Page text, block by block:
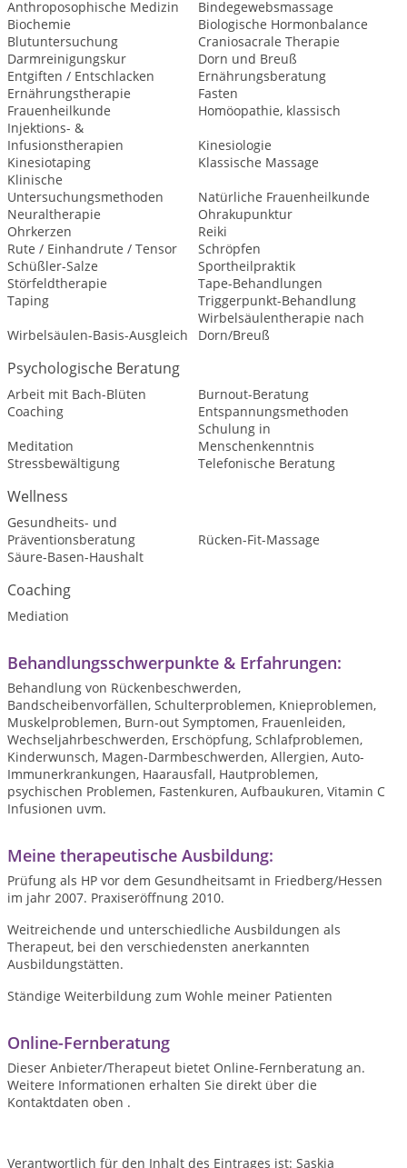
Anthroposophische Medizin
Bindegewebsmassage
Biochemie
Biologische Hormonbalance
Blutuntersuchung
Craniosacrale Therapie
Darmreinigungskur
Dorn und Breuß
Entgiften / Entschlacken
Ernährungsberatung
Ernährungstherapie
Fasten
Frauenheilkunde
Homöopathie, klassisch
Injektions- &
Infusionstherapien
Kinesiologie
Kinesiotaping
Klassische Massage
Klinische
Untersuchungsmethoden
Natürliche Frauenheilkunde
Neuraltherapie
Ohrakupunktur
Ohrkerzen
Reiki
Rute / Einhandrute / Tensor
Schröpfen
Schüßler-Salze
Sportheilpraktik
Störfeldtherapie
Tape-Behandlungen
Taping
Triggerpunkt-Behandlung
Wirbelsäulen-Basis-Ausgleich
Wirbelsäulentherapie nach
Dorn/Breuß
Psychologische Beratung
Arbeit mit Bach-Blüten
Burnout-Beratung
Coaching
Entspannungsmethoden
Meditation
Schulung in
Menschenkenntnis
Stressbewältigung
Telefonische Beratung
Wellness
Gesundheits- und
Präventionsberatung
Rücken-Fit-Massage
Säure-Basen-Haushalt
Coaching
Mediation
Behandlungsschwerpunkte & Erfahrungen:
Behandlung von Rückenbeschwerden,
Bandscheibenvorfällen, Schulterproblemen, Knieproblemen,
Muskelproblemen, Burn-out Symptomen, Frauenleiden,
Wechseljahrbeschwerden, Erschöpfung, Schlafproblemen,
Kinderwunsch, Magen-Darmbeschwerden, Allergien, Auto-
Immunerkrankungen, Haarausfall, Hautproblemen,
psychischen Problemen, Fastenkuren, Aufbaukuren, Vitamin C
Infusionen uvm.
Meine therapeutische Ausbildung:
Prüfung als HP vor dem Gesundheitsamt in Friedberg/Hessen
im jahr 2007. Praxiseröffnung 2010.
Weitreichende und unterschiedliche Ausbildungen als
Therapeut, bei den verschiedensten anerkannten
Ausbildungstätten.
Ständige Weiterbildung zum Wohle meiner Patienten
Online-Fernberatung
Dieser Anbieter/Therapeut bietet Online-Fernberatung an.
Weitere Informationen erhalten Sie direkt über die
Kontaktdaten oben .
Verantwortlich für den Inhalt des Eintrages ist: Saskia